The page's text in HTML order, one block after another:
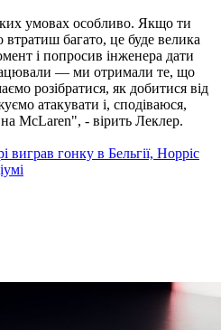
умовах особливо. Якщо ти
втратиш багато, це буде велика
і попросив інженера дати
— ми отримали те, що
розібратися, як добитися від
атакувати і, сподіваюся,
McLaren", - вірить Леклер.
виграв гонку в Бельгії, Норріс